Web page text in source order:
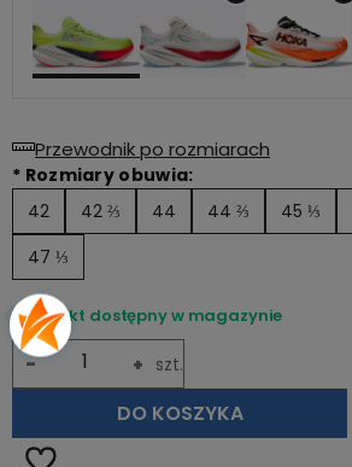
Przewodnik po rozmiarach
* Rozmiary obuwia:
42
42 ⅔ 44 44 ⅔ 45 ⅓
47 ⅓
Produkt dostępny w magazynie
+
- szt.
DO KOSZYKA